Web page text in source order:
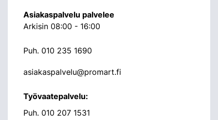
Asiakaspalvelu palvelee
Arkisin 08:00 - 16:00
Puh. 010 235 1690
asiakaspalvelu@promart.fi
Työvaatepalvelu:
Puh. 010 207 1531